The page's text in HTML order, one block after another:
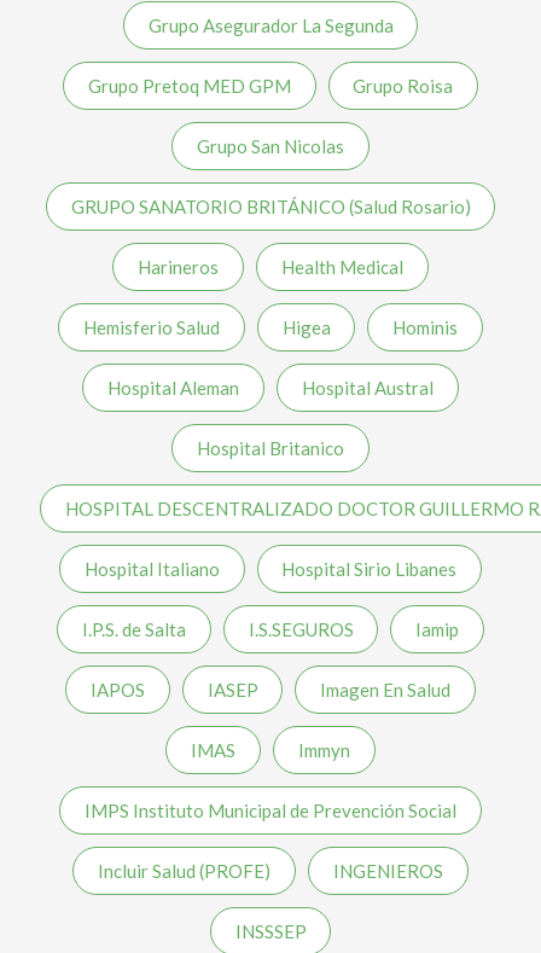
Grupo Asegurador La Segunda
Grupo Pretoq MED GPM Grupo Roisa
Grupo San Nicolas
GRUPO SANATORIO BRITÁNICO (Salud Rosario)
Harineros Health Medical
Hemisferio Salud Higea Hominis
Hospital Aleman Hospital Austral
Hospital Britanico
HOSPITAL DESCENTRALIZADO DOCTOR GUILLERMO
Hospital Italiano Hospital Sirio Libanes
I.P.S. de Salta I.S.SEGUROS Iamip
IAPOS IASEP Imagen En Salud
IMAS Immyn
IMPS Instituto Municipal de Prevención Social
Incluir Salud (PROFE) INGENIEROS
INSSSEP